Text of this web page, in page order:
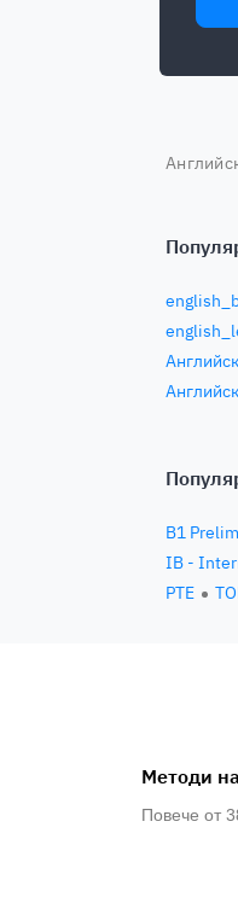
B1
IB -
PTE
Методи
Повече от